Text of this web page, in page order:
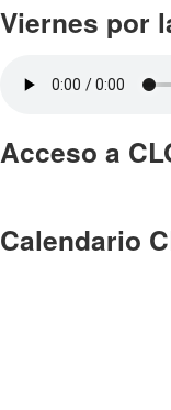
Viernes por
Acceso a
Calendario